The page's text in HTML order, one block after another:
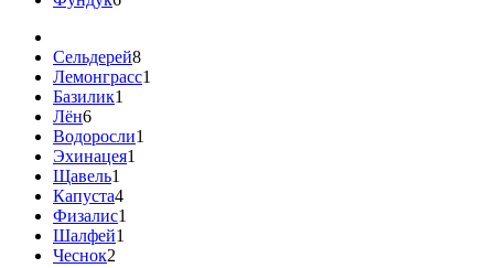
Сельдерей8
Лемонграсс1
Базилик1
Лён6
Водоросли1
Эхинацея1
Щавель1
Капуста4
Физалис1
Шалфей1
Чеснок2